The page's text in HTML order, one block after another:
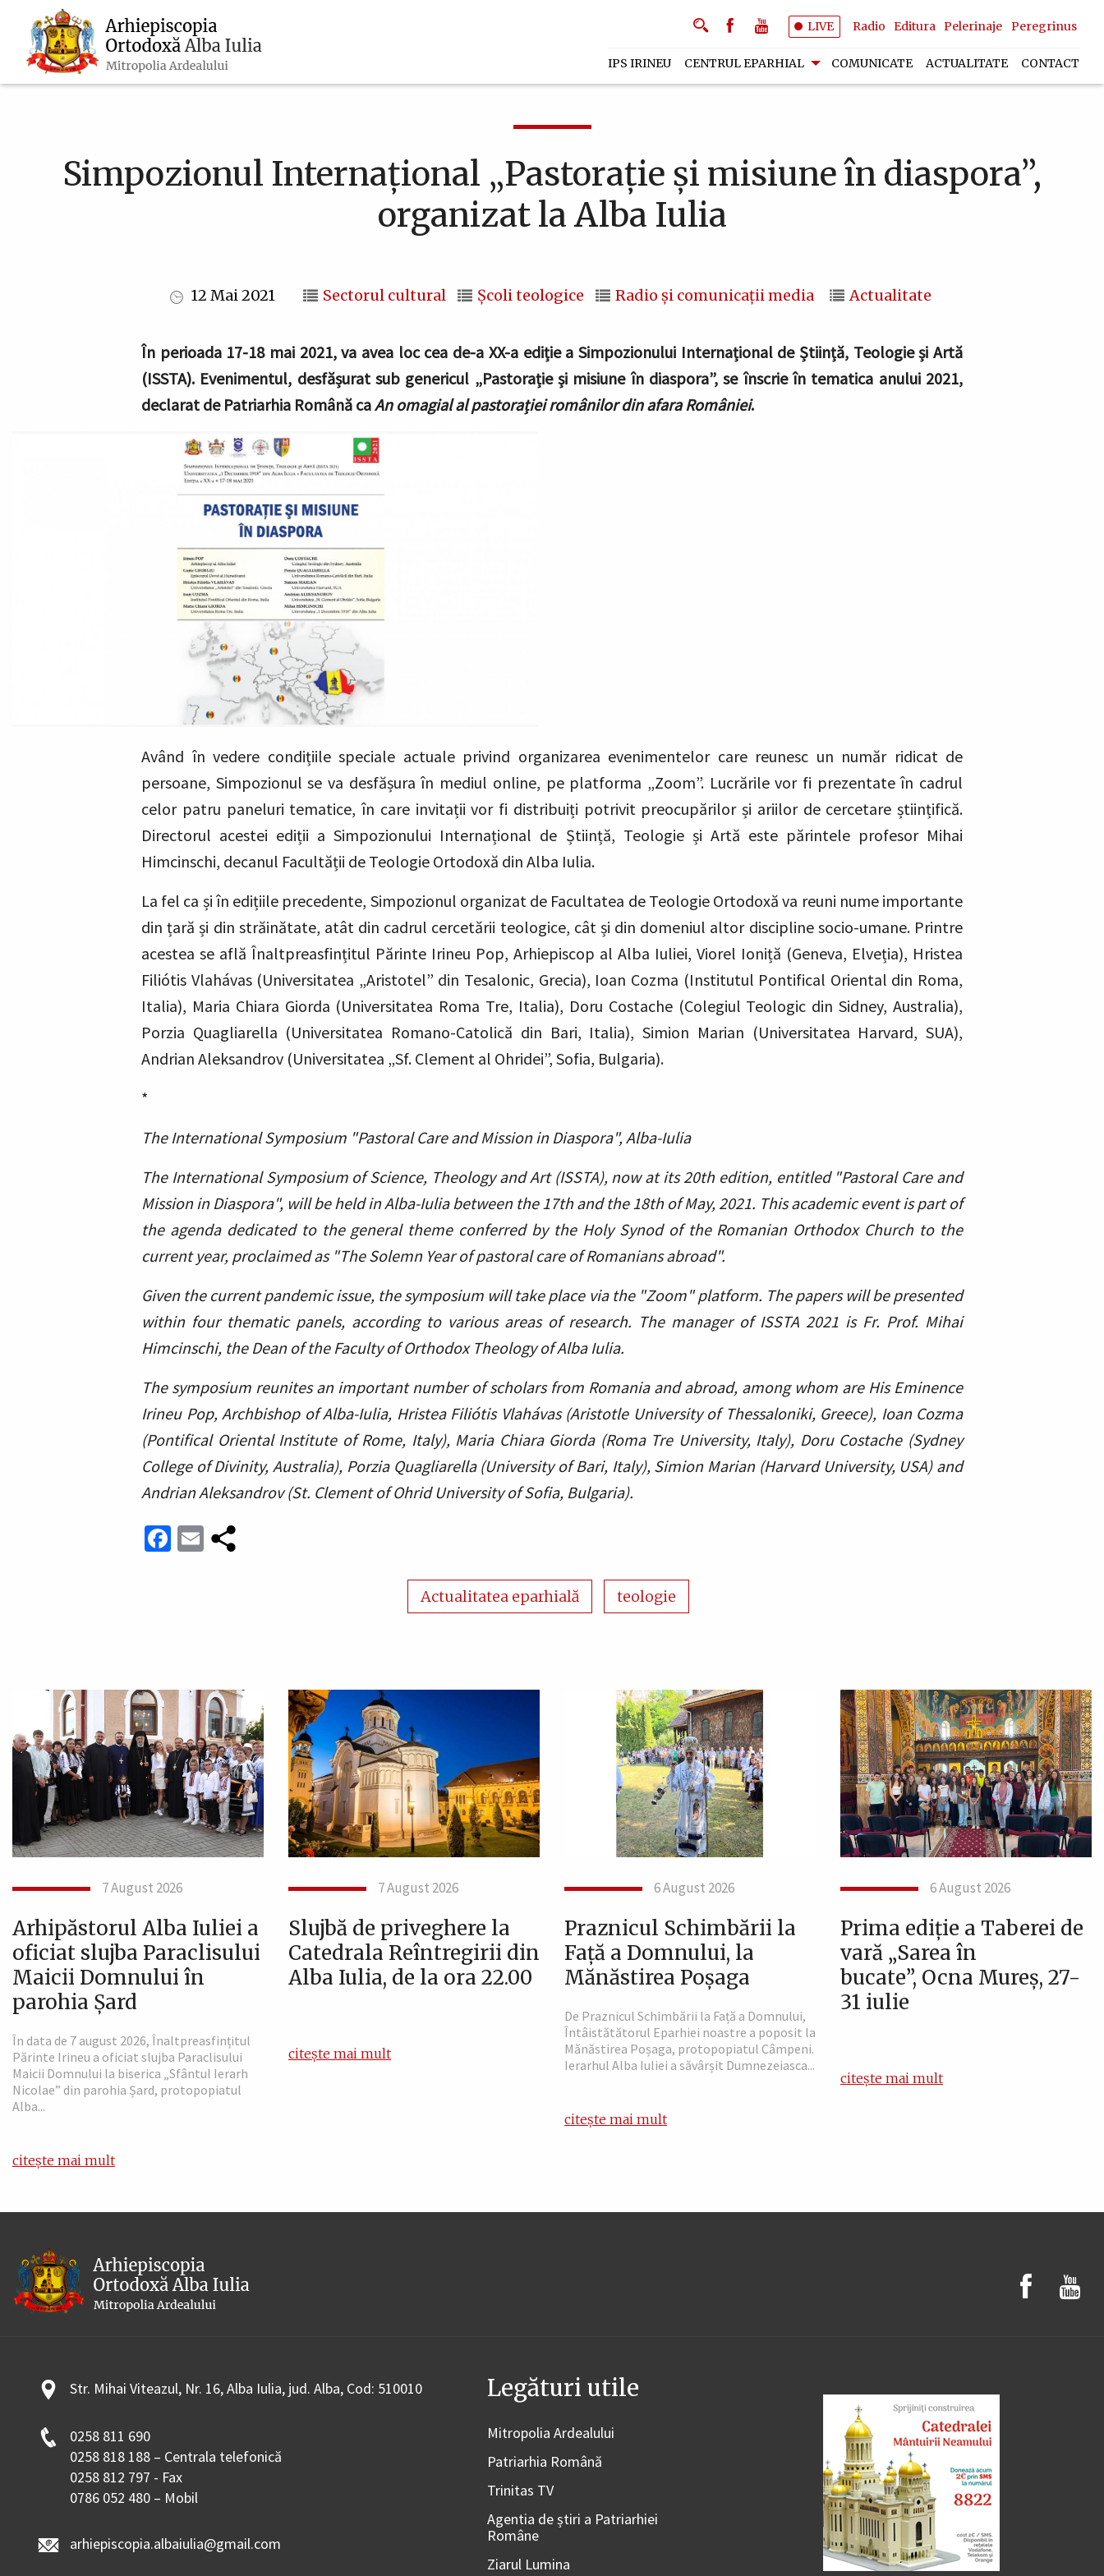
conţinutul
principal
Navigare
principală
LIVE Radio Editura Pelerinaje Peregrinus
IPS IRINEU CENTRUL EPARHIAL COMUNICATE ACTUALITATE CONTACT
Simpozionul Internațional „Pastorație și misiune în diaspora”,
organizat la Alba Iulia
12 Mai 2021 Sectorul cultural Școli teologice Radio și comunicații media Actualitate
În perioada 17-18 mai 2021, va avea loc cea de-a XX-a ediție a Simpozionului Internațional de Știință, Teologie și Artă
(ISSTA). Evenimentul, desfășurat sub genericul „Pastorație și misiune în diaspora”, se înscrie în tematica anului 2021,
declarat de Patriarhia Română caAn omagial al pastorației românilor din afara României.
Având în vedere condițiile speciale actuale privind organizarea evenimentelor care reunesc un număr ridicat de
persoane, Simpozionul se va desfășura în mediul online, pe platforma „Zoom”. Lucrările vor fi prezentate în cadrul
celor patru paneluri tematice, în care invitații vor fi distribuiți potrivit preocupărilor și ariilor de cercetare științifică.
Directorul acestei ediții a Simpozionului Internațional de Știință, Teologie și Artă este părintele profesor Mihai
Himcinschi, decanul Facultății de Teologie Ortodoxă din Alba Iulia.
La fel ca și în edițiile precedente, Simpozionul organizat de Facultatea de Teologie Ortodoxă va reuni nume importante
din țară și din străinătate, atât din cadrul cercetării teologice, cât și din domeniul altor discipline socio-umane. Printre
acestea se află Înaltpreasfințitul Părinte Irineu Pop, Arhiepiscop al Alba Iuliei, Viorel Ioniță (Geneva, Elveția), Hristea
Filiótis Vlahávas (Universitatea „Aristotel” din Tesalonic, Grecia), Ioan Cozma (Institutul Pontifical Oriental din Roma,
Italia), Maria Chiara Giorda (Universitatea Roma Tre, Italia), Doru Costache (Colegiul Teologic din Sidney, Australia),
Porzia Quagliarella (Universitatea Romano-Catolică din Bari, Italia), Simion Marian (Universitatea Harvard, SUA),
Andrian Aleksandrov (Universitatea „Sf. Clement al Ohridei”, Sofia, Bulgaria).
*
The International Symposium "Pastoral Care and Mission in Diaspora", Alba-Iulia
The International Symposium of Science, Theology and Art (ISSTA), now at its 20th edition, entitled "Pastoral Care and
Mission in Diaspora", will be held in Alba-Iulia between the 17th and the 18th of May, 2021. This academic event is part of
the agenda dedicated to the general theme conferred by the Holy Synod of the Romanian Orthodox Church to the
current year, proclaimed as "The Solemn Year of pastoral care of Romanians abroad".
Given the current pandemic issue, the symposium will take place via the "Zoom" platform. The papers will be presented
within four thematic panels, according to various areas of research. The manager of ISSTA 2021 is Fr. Prof. Mihai
Himcinschi, the Dean of the Faculty of Orthodox Theology of Alba Iulia.
The symposium reunites an important number of scholars from Romania and abroad, among whom are His Eminence
Irineu Pop, Archbishop of Alba-Iulia, Hristea Filiótis Vlahávas (Aristotle University of Thessaloniki, Greece), Ioan Cozma
(Pontifical Oriental Institute of Rome, Italy), Maria Chiara Giorda (Roma Tre University, Italy), Doru Costache (Sydney
College of Divinity, Australia), Porzia Quagliarella (University of Bari, Italy), Simion Marian (Harvard University, USA) and
Andrian Aleksandrov (St. Clement of Ohrid University of Sofia, Bulgaria).
Facebook
Email
Actualitatea eparhială teologie
7 August 2026
Arhipăstorul Alba Iuliei a
oficiat slujba Paraclisului
Maicii Domnului în
parohia Șard
În data de 7 august 2026, Înaltpreasfințitul
Părinte Irineu a oficiat slujba Paraclisului
Maicii Domnului la biserica „Sfântul Ierarh
Nicolae” din parohia Șard, protopopiatul
Alba...
citește mai mult
7 August 2026
Slujbă de priveghere la
Catedrala Reîntregirii din
Alba Iulia, de la ora 22.00
citește mai mult
6 August 2026
Praznicul Schimbării la
Față a Domnului, la
Mănăstirea Poșaga
De Praznicul Schimbării la Față a Domnului,
Întâistătătorul Eparhiei noastre a poposit la
Mănăstirea Poșaga, protopopiatul Câmpeni.
Ierarhul Alba Iuliei a săvârșit Dumnezeiasca...
citește mai mult
6 August 2026
Prima ediție a Taberei de
vară „Sarea în
bucate”, Ocna Mureș, 27-
31 iulie
citește mai mult
Str. Mihai Viteazul, Nr. 16, Alba Iulia, jud. Alba, Cod: 510010
0258 811 690
0258 818 188 – Centrala telefonică
0258 812 797 - Fax
0786 052 480 – Mobil
arhiepiscopia.albaiulia@gmail.com
Legături utile
Mitropolia Ardealului
Patriarhia Română
Trinitas TV
Agentia de știri a Patriarhiei
Române
Ziarul Lumina